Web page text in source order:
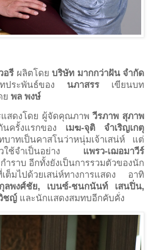
อรี ผลิตโดย บริษัท มากกว่าฝัน จำกัด
ทประพันธ์ของ นภาสรร เขียนบท
ย พล พงษ์
แสดงโดย ผู้จัดคุณภาพวีรภาพ สุภาพ
นครั้งแรกของ เมฆ-จุติ จำเริญเกตุ
บาทเป็นคาสโนว่าหนุ่มเจ้าเสน่ห์ แต่
วใช้จำเป็นอย่าง แพรว-เฌอมาวีร์
กำราบ อีกทั้งยังเป็นการรวมตัวของนัก
มไปด้วยเสน่ห์ทางการแสดง อาทิ
ลพงศ์ชัย, เบนซ์-ชนกนันท์ เสนปิ่น,
ชญ์ และนักแสดงสมทบอีกคับคั่ง